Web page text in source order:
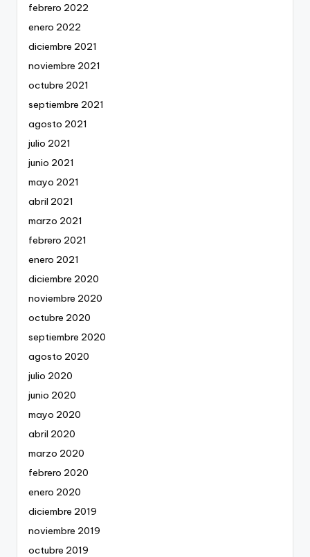
febrero 2022
enero 2022
diciembre 2021
noviembre 2021
octubre 2021
septiembre 2021
agosto 2021
julio 2021
junio 2021
mayo 2021
abril 2021
marzo 2021
febrero 2021
enero 2021
diciembre 2020
noviembre 2020
octubre 2020
septiembre 2020
agosto 2020
julio 2020
junio 2020
mayo 2020
abril 2020
marzo 2020
febrero 2020
enero 2020
diciembre 2019
noviembre 2019
octubre 2019